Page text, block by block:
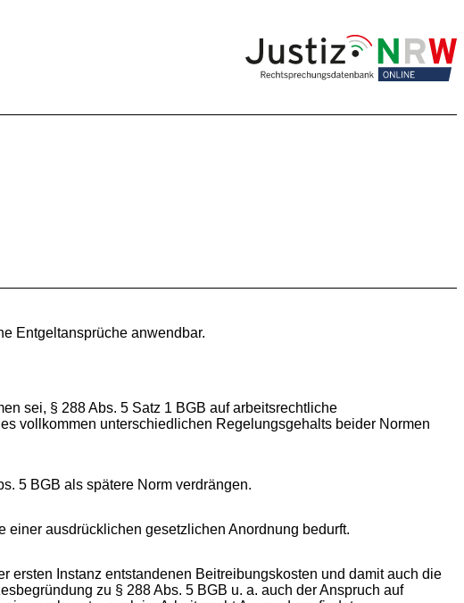
Entgeltansprüche anwendbar.
sei, § 288 Abs. 5 Satz 1 BGB auf arbeitsrechtliche
vollkommen unterschiedlichen Regelungsgehalts beider Normen
5 BGB als spätere Norm verdrängen.
einer ausdrücklichen gesetzlichen Anordnung bedurft.
ersten Instanz entstandenen Beitreibungskosten und damit auch die
zu § 288 Abs. 5 BGB u. a. auch der Anspruch auf